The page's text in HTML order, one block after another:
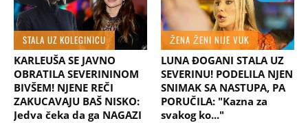
STALA UZ KOLEGINICU
KARLEUŠA SE JAVNO
OBRATILA SEVERININOM
BIVŠEM! NJENE REČI
ZAKUCAVAJU BAŠ NISKO:
Jedva čeka da ga NAGAZI
ŽENA ŽENI NIJE VUK
LUNA ĐOGANI STALA UZ
SEVERINU! PODELILA NJEN
SNIMAK SA NASTUPA, PA
PORUČILA: "Kazna za
svakog ko..."